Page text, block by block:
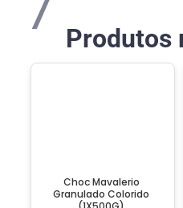
Produtos
Choc Mavalerio
Granulado Colorido